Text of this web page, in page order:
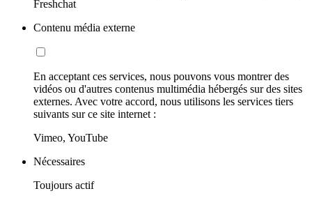
Freshchat
Contenu média externe
En acceptant ces services, nous pouvons vous montrer des
vidéos ou d'autres contenus multimédia hébergés sur des sites
externes. Avec votre accord, nous utilisons les services tiers
suivants sur ce site internet :
Vimeo, YouTube
Nécessaires
Toujours actif